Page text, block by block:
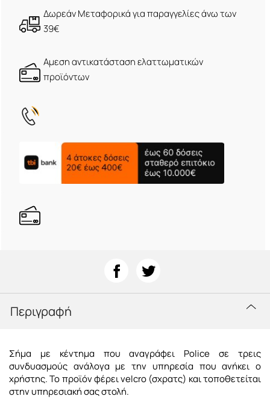
Δωρεάν Μεταφορικά για παραγγελίες άνω των
39€
Αμεση αντικατάσταση ελαττωματικών
προϊόντων
Περιγραφή
Σήμα με κέντημα που αναγράφει Police σε τρεις
συνδυασμούς ανάλογα με την υπηρεσία που ανήκει ο
χρήστης. Το προϊόν φέρει velcro (σχρατς) και τοποθετείται
στην υπηρεσιακή σας στολή.